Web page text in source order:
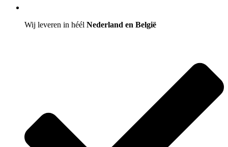
Wij leveren in héél Nederland en België